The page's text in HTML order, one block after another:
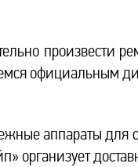
официальным
аппараты для
организует